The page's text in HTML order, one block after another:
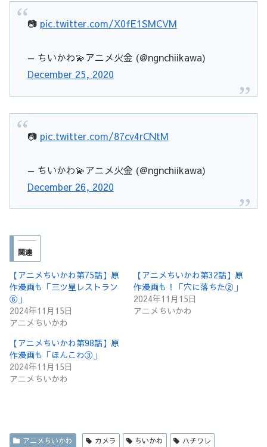
📷 pic.twitter.com/X0fE1SMCVM
— ちいかわ💫アニメ火金 (@ngnchiikawa)
December 25, 2020
📷 pic.twitter.com/87cv4rCNtM
— ちいかわ💫アニメ火金 (@ngnchiikawa)
December 26, 2020
関連
【アニメちいかわ第75話】原
作漫画も「三ツ星レストラン
⑥」
2024年11月15日
アニメちいかわ
【アニメちいかわ第32話】原
作漫画も！「穴に落ちた②」
2024年11月15日
アニメちいかわ
【アニメちいかわ第98話】原
作漫画も「ほんこわ③」
2024年11月15日
アニメちいかわ
アニメちいかわ カメラ ちいかわ ハチワレ